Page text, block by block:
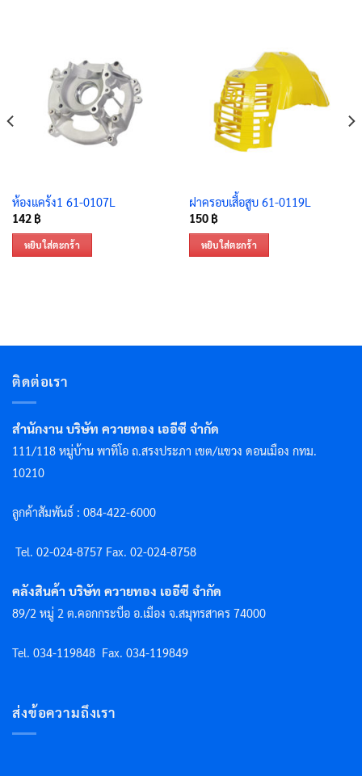
ห้องแคร้ง1 61-0107L
142 ฿
หยิบใส่ตะกร้า
ฝาครอบเสื้อสูบ 61-0119L
150 ฿
หยิบใส่ตะกร้า
ติดต่อเรา
สำนักงาน บริษัท ควายทอง เออีซี จำกัด
111/118 หมู่บ้าน พาทิโอ ถ.สรงประภา เขต/แขวง ดอนเมือง กทม.
10210
ลูกค้าสัมพันธ์ : 084-422-6000
Tel. 02-024-8757 Fax. 02-024-8758
คลังสินค้า บริษัท ควายทอง เออีซี จำกัด
89/2 หมู่ 2 ต.คอกกระบือ อ.เมือง จ.สมุทรสาคร 74000
Tel. 034-119848 Fax. 034-119849
ส่งข้อความถึงเรา